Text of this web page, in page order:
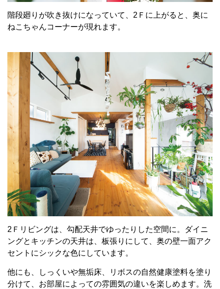
階段廻りが吹き抜けになっていて、2Ｆに上がると、奥に
ねこちゃんコーナーが現れます。
2Ｆリビングは、勾配天井でゆったりした空間に。ダイニ
ングとキッチンの天井は、板張りにして、奥の壁一面アク
セントにシックな色にしています。
他にも、しっくいや無垢床、リボスの自然健康塗料を塗り
分けて、お部屋によっての雰囲気の違いを楽しめます。洗